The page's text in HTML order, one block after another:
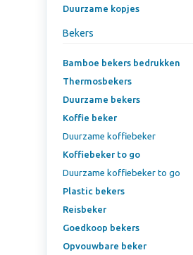
Duurzame kopjes
Bekers
Bamboe bekers bedrukken
Thermosbekers
Duurzame bekers
Koffie beker
Duurzame koffiebeker
Koffiebeker to go
Duurzame koffiebeker to go
Plastic bekers
Reisbeker
Goedkoop bekers
Opvouwbare beker